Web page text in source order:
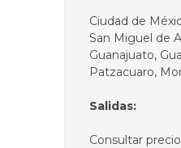
Ciudad de
San Miguel de
Guanajuato,
Patzacuaro,
Salidas:
Consultar